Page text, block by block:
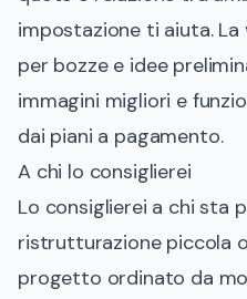
impostazione ti aiuta.
per bozze e idee
immagini migliori e
dai piani a pagamento.
A chi lo consiglierei
Lo consiglierei a chi sta
ristrutturazione piccola
progetto ordinato da